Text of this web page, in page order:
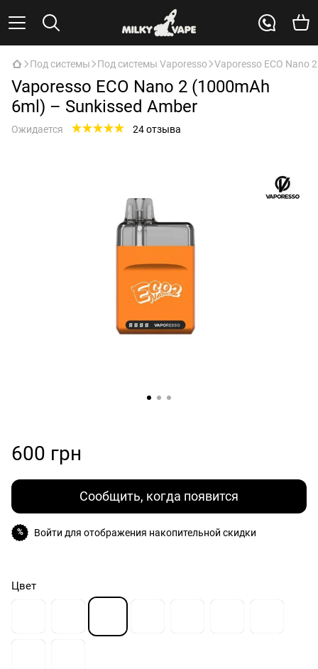
Под системы Под системы Vaporesso Vaporesso ECO Nano
Vaporesso ECO Nano 2 (1000mAh
6ml) – Sunkissed Amber
Ожидается 24 отзыва
600 грн
Сообщить, когда появится
% Войти для отображения накопительной скидки
Цвет